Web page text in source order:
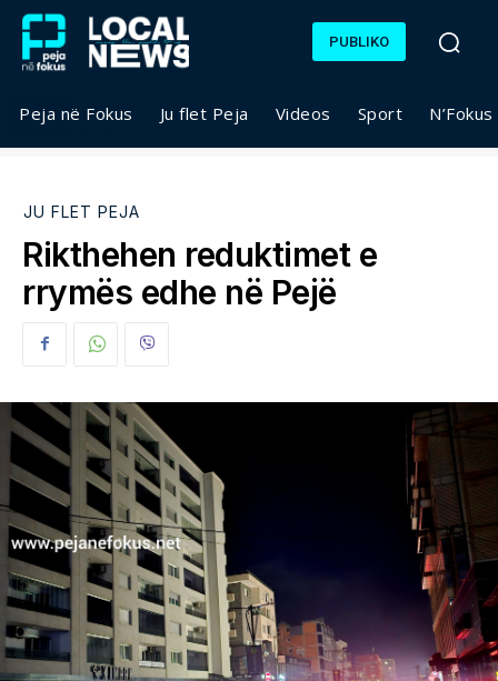
PUBLIKO
Peja në Fokus Ju flet Peja Videos Sport
JU FLET PEJA
Rikthehen reduktimet e
rrymës edhe në Pejë